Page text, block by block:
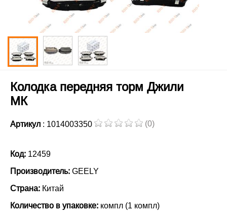
Колодка передняя торм Джили
МК
Артикул : 1014003350 (0)
Код: 12459
Производитель: GEELY
Страна: Китай
Количество в упаковке: компл (1 компл)